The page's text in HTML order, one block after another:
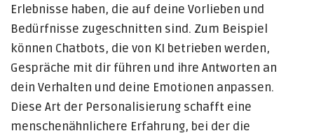
Erlebnisse haben, die auf deine Vorlieben und
Bedürfnisse zugeschnitten sind. Zum Beispiel
können Chatbots, die von KI betrieben werden,
Gespräche mit dir führen und ihre Antworten an
dein Verhalten und deine Emotionen anpassen.
Diese Art der Personalisierung schafft eine
menschenähnlichere Erfahrung, bei der die